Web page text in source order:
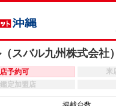
（スバル九州株式会
予約可
来
定加盟店